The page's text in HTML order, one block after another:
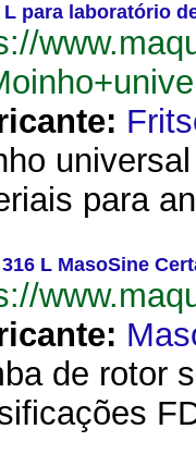
para laboratório
para
L MasoSine
de rotor